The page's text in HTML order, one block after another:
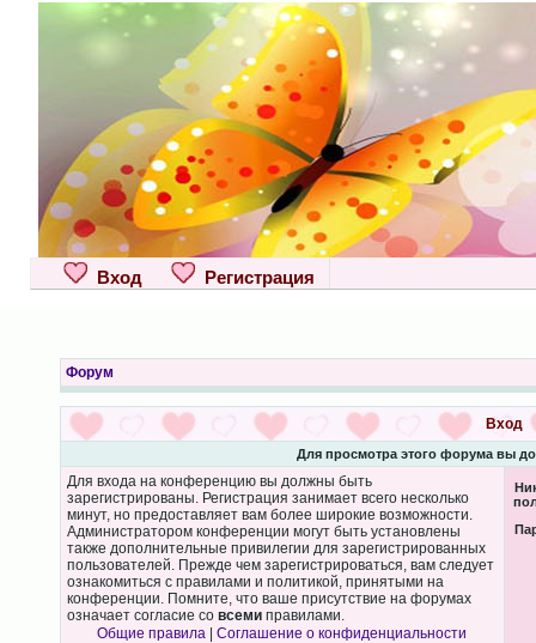
Вход Регистрация
Форум
Вход
Для просмотра этого форума вы
Для входа на конференцию вы должны быть
зарегистрированы. Регистрация занимает всего несколько
минут, но предоставляет вам более широкие возможности.
Администратором конференции могут быть установлены
также дополнительные привилегии для зарегистрированных
пользователей. Прежде чем зарегистрироваться, вам следует
ознакомиться с правилами и политикой, принятыми на
конференции. Помните, что ваше присутствие на форумах
означает согласие со всемиправилами.
Общие правила
Соглашение о конфиденциальности